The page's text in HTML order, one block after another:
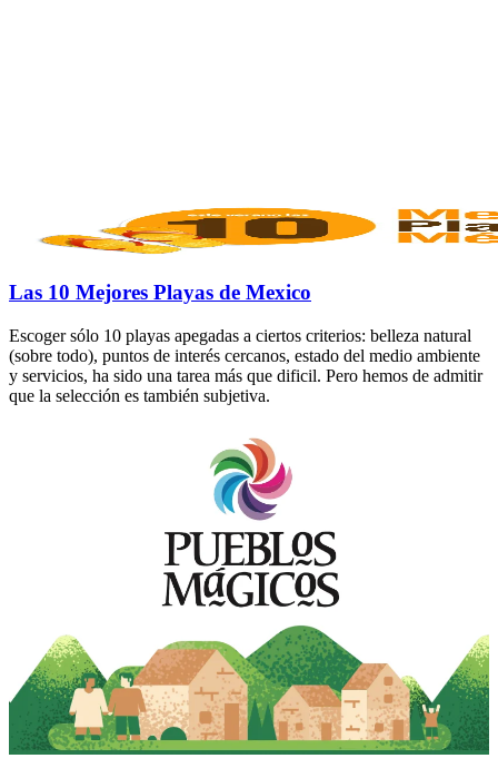
Las 10 Mejores Playas de Mexico
Escoger sólo 10 playas apegadas a ciertos criterios: belleza natural
(sobre todo), puntos de interés cercanos, estado del medio ambiente
y servicios, ha sido una tarea más que dificil. Pero hemos de admitir
que la selección es también subjetiva.